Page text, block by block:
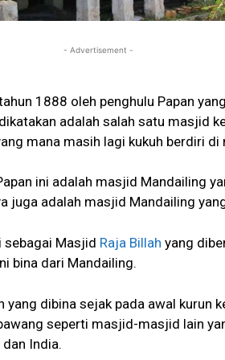
- Advertisement -
1888 oleh penghulu Papan
adalah salah satu masjid
mana masih lagi kukuh berdiri di
ini adalah masjid Mandailing
juga adalah masjid Mandailing
sebagai Masjid Raja Billah yang
bina dari Mandailing.
dibina sejak pada awal kurun
seperti masjid-masjid lain
India.